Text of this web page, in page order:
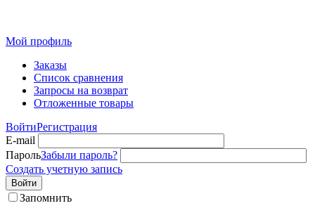
Мой профиль
Заказы
Список сравнения
Запросы на возврат
Отложенные товары
ВойтиРегистрация
E-mail
ПарольЗабыли пароль?
Создать учетную запись
Войти
Запомнить